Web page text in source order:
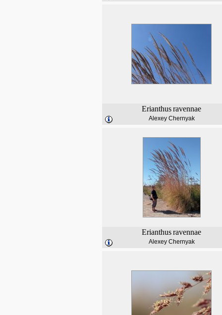
Erianthusravennae
Alexey Chernyak
Erianthusravennae
Alexey Chernyak